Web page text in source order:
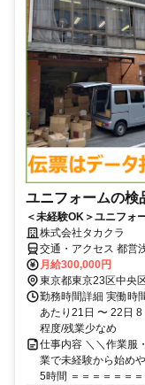
ユニフォームの検
＜未経験OK＞ユニフォ
株式会社タカクラ
交通・アクセス 都営
月給300,000円
東京都東京23区中央
勤務時間詳細 実働時
あたり21日 〜 22日
程度/残業少なめ
仕事内容 ＼＼作業服
業で未経験から始め
5時間 ＝＝＝＝＝＝